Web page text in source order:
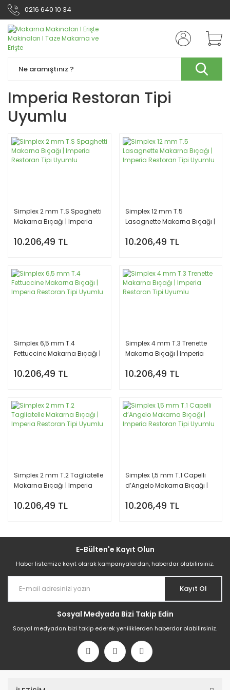
0216 640 10 34
Imperia Restoran Tipi
Uyumlu
Simplex 2 mm T.S Spaghetti
Makarna Bıçağı | Imperia
10.206,49 TL
Simplex 12 mm T.5
Lasagnette Makarna Bıçağı |
Uyumlu
10.206,49 TL
Simplex 6,5 mm T.4
Fettuccine Makarna Bıçağı |
Uyumlu
10.206,49 TL
Simplex 4 mm T.3 Trenette
Makarna Bıçağı | Imperia
10.206,49 TL
Simplex 2 mm T.2 Tagliatelle
Makarna Bıçağı | Imperia
10.206,49 TL
Simplex 1,5 mm T.1 Capelli
d’Angelo Makarna Bıçağı |
Uyumlu
10.206,49 TL
E-Bülten'e Kayıt Olun
Haber listemize kayıt olarak kampanyalardan, haberdar olabilirsiniz.
Kayıt Ol
Sosyal Medyada Bizi Takip Edin
Sosyal medyadan bizi takip ederek yeniliklerden haberdar olabilirsiniz.